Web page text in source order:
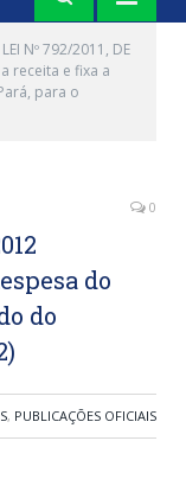
LEI Nº 792/2011, DE
a receita e fixa a
para o
do
do
0
, PUBLICAÇÕES OFICIAIS